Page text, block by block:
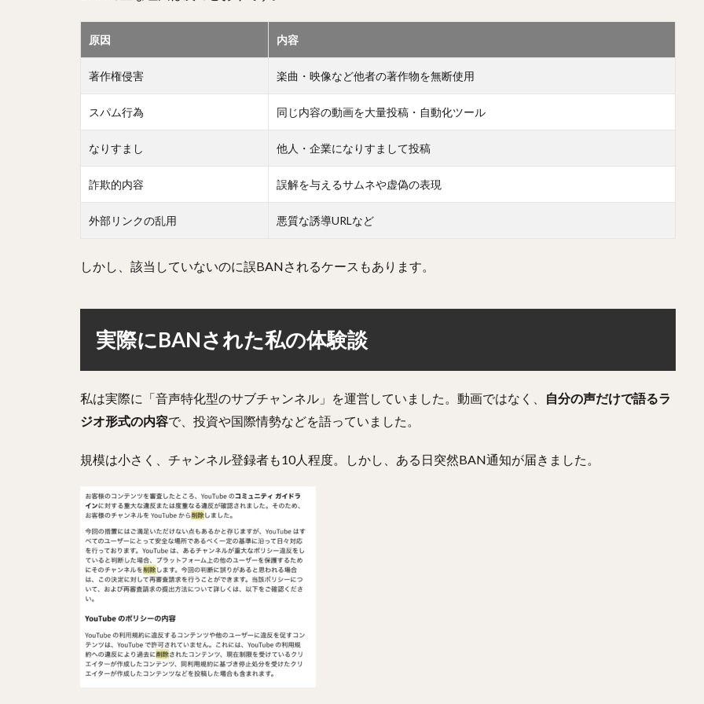
原因 内容
著作権侵害 楽曲・映像など他者の著作物を無断使用
スパム行為 同じ内容の動画を大量投稿・自動化ツール
なりすまし 他人・企業になりすまして投稿
詐欺的内容 誤解を与えるサムネや虚偽の表現
外部リンクの乱用 悪質な誘導URLなど
しかし、該当していないのに誤BANされるケースもあります。
実際にBANされた私の体験談
私は実際に「音声特化型のサブチャンネル」を運営していました。動画ではなく、
自分の声だけで語るラ
ジオ形式の内容で、投資や国際情勢などを語っていました。
規模は小さく、チャンネル登録者も10人程度。しかし、ある日突然BAN通知が届きました。